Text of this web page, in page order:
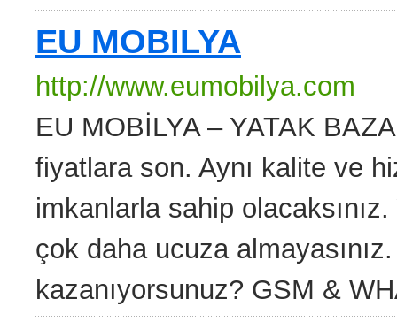
EU MOBILYA
http://www.eumobilya.com
EU MOBİLYA – YATAK
fiyatlara son. Aynı kalite ve
imkanlarla sahip
çok daha ucuza
kazanıyorsunuz? GSM &